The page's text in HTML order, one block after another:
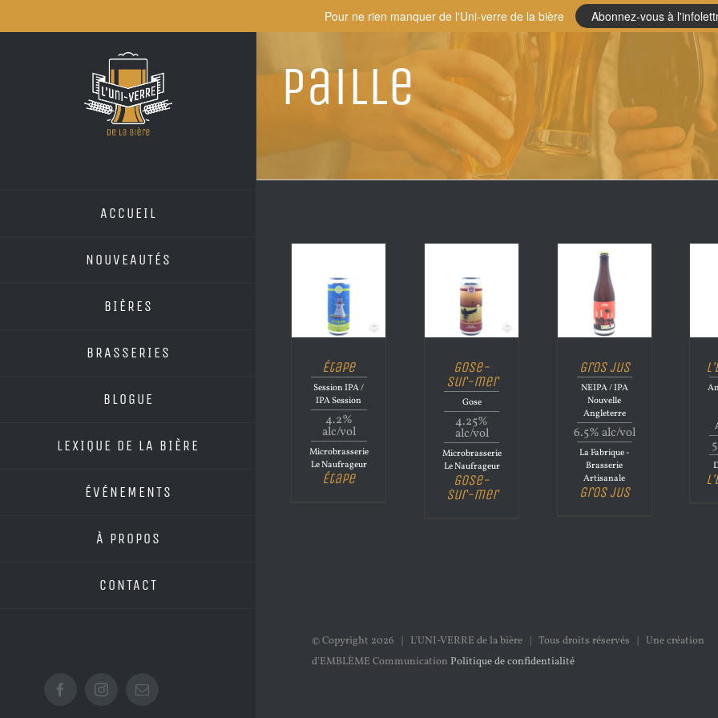
to
ACCUEIL
NOUVEAUTÉS
BIÈRES
BRASSERIES
BLOGUE
LEXIQUE DE LA BIÈRE
ÉVÉNEMENTS
À PROPOS
CONTACT
FacebookInstagramEmail
Paille
Étape
Session IPA /
IPA Session
4.2%
alc/vol
Microbrasserie
Le Naufrageur
Étape
Gose-
sur-mer
Gose
4.25%
alc/vol
Microbrasserie
Le Naufrageur
Gose-
sur-mer
Gros jus
NEIPA / IPA
Nouvelle
Angleterre
6.5% alc/vol
La Fabrique -
Brasserie
Artisanale
Gros jus
© Copyright 2026 | L'UNI-VERRE de la bière | Tous droits réservés | Une création
d'EMBLÈME Communication Politique de confidentialité
Pour ne rien manquer de l'Uni-verre de la bière Abonnez-vous à